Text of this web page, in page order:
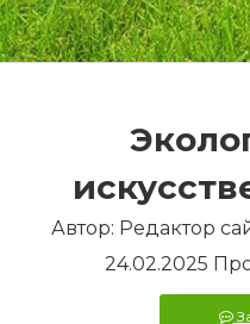
Автор: Редактор
24.02.2025